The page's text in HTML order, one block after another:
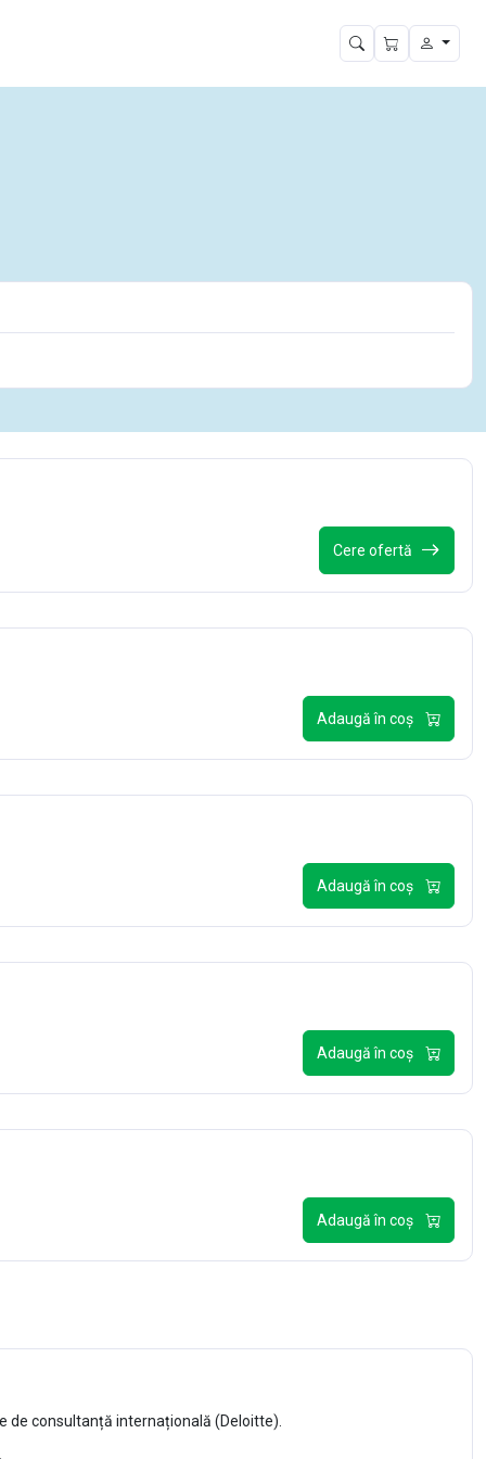
Cere ofertă
Adaugă în coș
Adaugă în coș
Adaugă în coș
Adaugă în coș
consultanță internațională (Deloitte).